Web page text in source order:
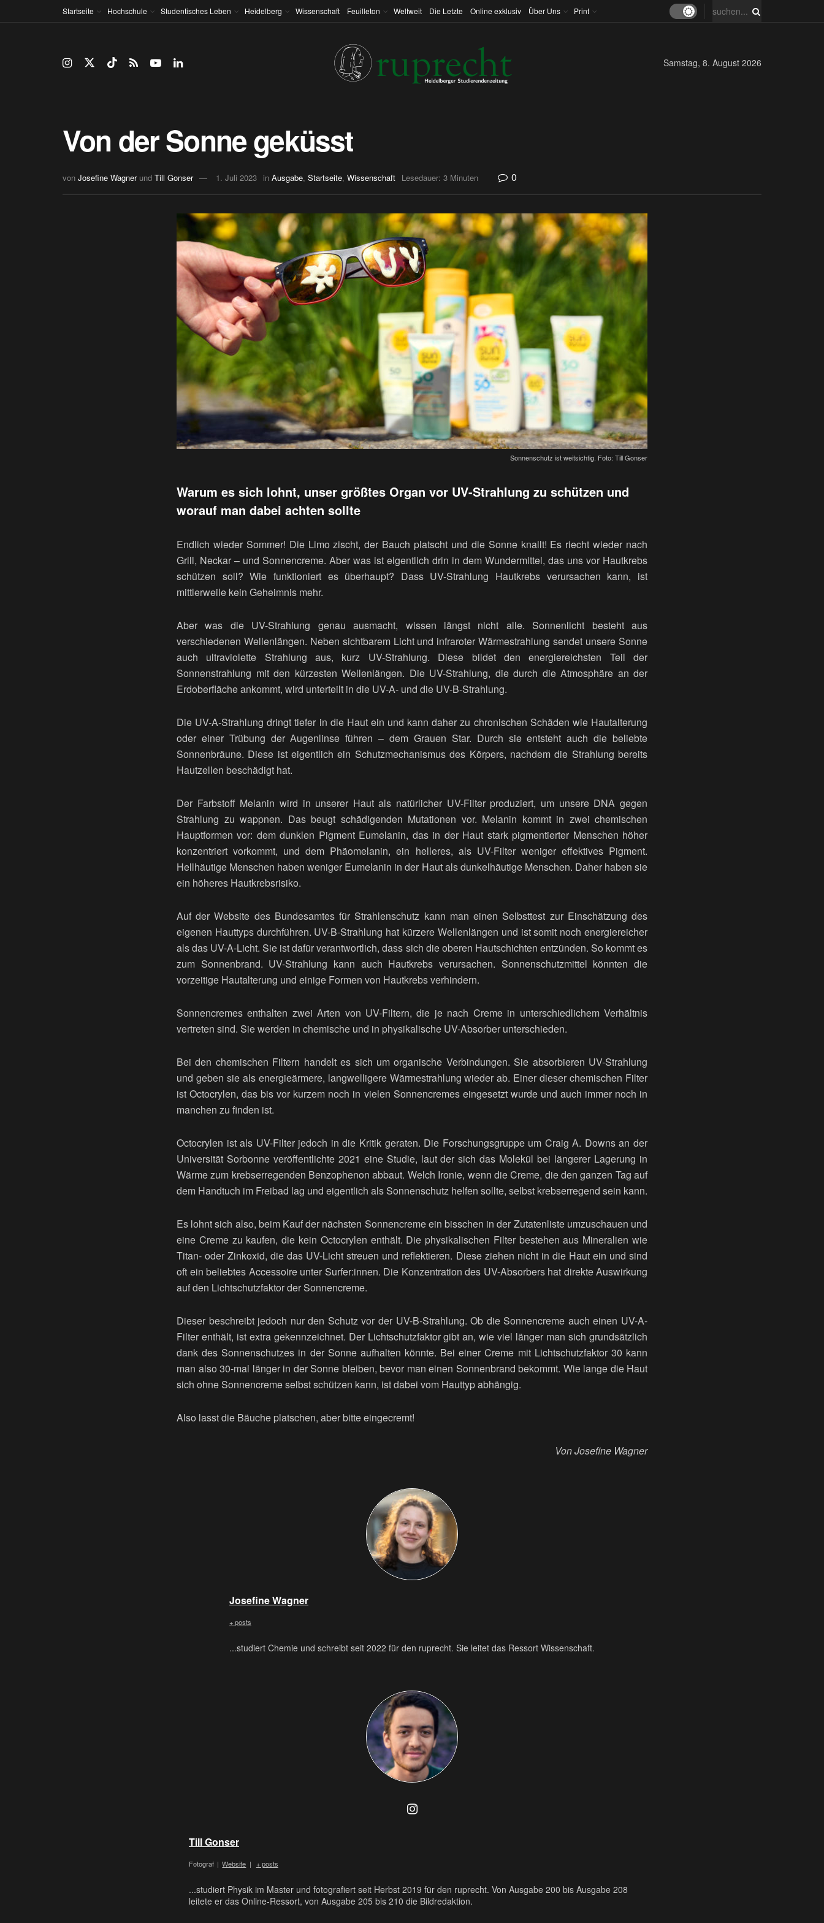
Startseite Hochschule Studentisches Leben Heidelberg Wissenschaft Feuilleton Weltweit Die Letzte Online exklusiv Über Uns Print
Samstag, 8. August 2026
Von der Sonne geküsst
von Josefine Wagnerund Till Gonser 1. Juli 2023 in Ausgabe, Startseite, Wissenschaft Lesedauer: 3 Minuten 0
Sonnenschutz ist weitsichtig. Foto: Till Gonser
Warum es sich lohnt, unser größtes Organ vor UV-Strahlung zu schützen und
worauf man dabei achten sollte
Endlich wieder Sommer! Die Limo zischt, der Bauch platscht und die Sonne knallt! Es riecht wieder nach
Grill, Neckar – und Sonnencreme. Aber was ist eigentlich drin in dem Wundermittel, das uns vor Hautkrebs
schützen soll? Wie funktioniert es überhaupt? Dass UV-Strahlung Hautkrebs verursachen kann, ist
mittlerweile kein Geheimnis mehr.
Aber was die UV-Strahlung genau ausmacht, wissen längst nicht alle. Sonnenlicht besteht aus
verschiedenen Wellenlängen. Neben sichtbarem Licht und infraroter Wärmestrahlung sendet unsere Sonne
auch ultraviolette Strahlung aus, kurz UV-Strahlung. Diese bildet den energiereichsten Teil der
Sonnenstrahlung mit den kürzesten Wellenlängen. Die UV-Strahlung, die durch die Atmosphäre an der
Erdoberfläche ankommt, wird unterteilt in die UV-A- und die UV-B-Strahlung.
Die UV-A-Strahlung dringt tiefer in die Haut ein und kann daher zu chronischen Schäden wie Hautalterung
oder einer Trübung der Augenlinse führen – dem Grauen Star. Durch sie entsteht auch die beliebte
Sonnenbräune. Diese ist eigentlich ein Schutzmechanismus des Körpers, nachdem die Strahlung bereits
Hautzellen beschädigt hat.
Der Farbstoff Melanin wird in unserer Haut als natürlicher UV-Filter produziert, um unsere DNA gegen
Strahlung zu wappnen. Das beugt schädigenden Mutationen vor. Melanin kommt in zwei chemischen
Hauptformen vor: dem dunklen Pigment Eumelanin, das in der Haut stark pigmentierter Menschen höher
konzentriert vorkommt, und dem Phäomelanin, ein helleres, als UV-Filter weniger effektives Pigment.
Hellhäutige Menschen haben weniger Eumelanin in der Haut als dunkelhäutige Menschen. Daher haben sie
ein höheres Hautkrebsrisiko.
Auf der Website des Bundesamtes für Strahlenschutz kann man einen Selbsttest zur Einschätzung des
eigenen Hauttyps durchführen. UV-B-Strahlung hat kürzere Wellenlängen und ist somit noch energiereicher
als das UV-A-Licht. Sie ist dafür verantwortlich, dass sich die oberen Hautschichten entzünden. So kommt es
zum Sonnenbrand. UV-Strahlung kann auch Hautkrebs verursachen. Sonnenschutzmittel könnten die
vorzeitige Hautalterung und einige Formen von Hautkrebs verhindern.
Sonnencremes enthalten zwei Arten von UV-Filtern, die je nach Creme in unterschiedlichem Verhältnis
vertreten sind. Sie werden in chemische und in physikalische UV-Absorber unterschieden.
Bei den chemischen Filtern handelt es sich um organische Verbindungen. Sie absorbieren UV-Strahlung
und geben sie als energieärmere, langwelligere Wärmestrahlung wieder ab. Einer dieser chemischen Filter
ist Octocrylen, das bis vor kurzem noch in vielen Sonnencremes eingesetzt wurde und auch immer noch in
manchen zu finden ist.
Octocrylen ist als UV-Filter jedoch in die Kritik geraten. Die Forschungsgruppe um Craig A. Downs an der
Universität Sorbonne veröffentlichte 2021 eine Studie, laut der sich das Molekül bei längerer Lagerung in
Wärme zum krebserregenden Benzophenon abbaut. Welch Ironie, wenn die Creme, die den ganzen Tag auf
dem Handtuch im Freibad lag und eigentlich als Sonnenschutz helfen sollte, selbst krebserregend sein kann.
Es lohnt sich also, beim Kauf der nächsten Sonnencreme ein bisschen in der Zutatenliste umzuschauen und
eine Creme zu kaufen, die kein Octocrylen enthält. Die physikalischen Filter bestehen aus Mineralien wie
Titan- oder Zinkoxid, die das UV-Licht streuen und reflektieren. Diese ziehen nicht in die Haut ein und sind
oft ein beliebtes Accessoire unter Surfer:innen. Die Konzentration des UV-Absorbers hat direkte Auswirkung
auf den Lichtschutzfaktor der Sonnencreme.
Dieser beschreibt jedoch nur den Schutz vor der UV-B-Strahlung. Ob die Sonnencreme auch einen UV-A-
Filter enthält, ist extra gekennzeichnet. Der Lichtschutzfaktor gibt an, wie viel länger man sich grundsätzlich
dank des Sonnenschutzes in der Sonne aufhalten könnte. Bei einer Creme mit Lichtschutzfaktor 30 kann
man also 30-mal länger in der Sonne bleiben, bevor man einen Sonnenbrand bekommt. Wie lange die Haut
sich ohne Sonnencreme selbst schützen kann, ist dabei vom Hauttyp abhängig.
Also lasst die Bäuche platschen, aber bitte eingecremt!
Von Josefine Wagner
Josefine Wagner
+ posts
...studiert Chemie und schreibt seit 2022 für den ruprecht. Sie leitet das Ressort Wissenschaft.
Till Gonser
Fotograf | Website | + posts
...studiert Physik im Master und fotografiert seit Herbst 2019 für den ruprecht. Von Ausgabe 200 bis Ausgabe 208
leitete er das Online-Ressort, von Ausgabe 205 bis 210 die Bildredaktion.